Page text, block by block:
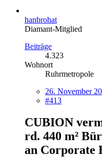
hanbrohat
Diamant-Mitglied
Beiträge
4.323
Wohnort
Ruhrmetropole
26. November
#413
CUBION
rd. 440 m²
an Corporate